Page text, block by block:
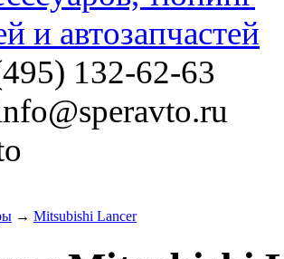
132-62-63
→ Mitsubishi Lancer